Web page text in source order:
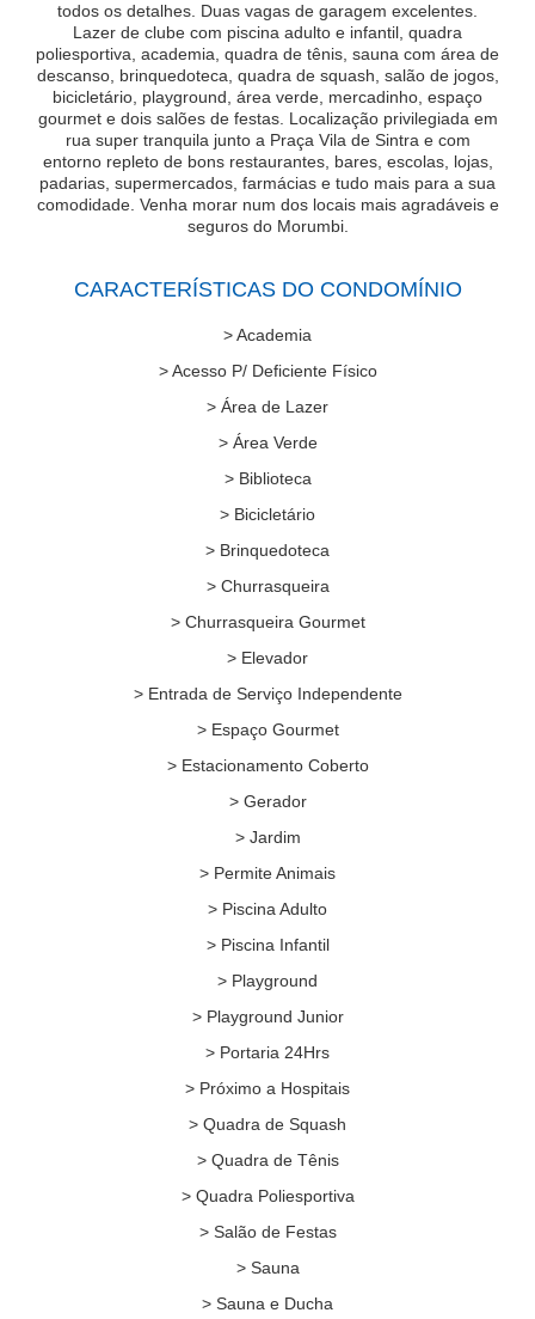
todos os detalhes. Duas vagas de garagem excelentes.
Lazer de clube com piscina adulto e infantil, quadra
poliesportiva, academia, quadra de tênis, sauna com área de
descanso, brinquedoteca, quadra de squash, salão de jogos,
bicicletário, playground, área verde, mercadinho, espaço
gourmet e dois salões de festas. Localização privilegiada em
rua super tranquila junto a Praça Vila de Sintra e com
entorno repleto de bons restaurantes, bares, escolas, lojas,
padarias, supermercados, farmácias e tudo mais para a sua
comodidade. Venha morar num dos locais mais agradáveis e
seguros do Morumbi.
CARACTERÍSTICAS DO CONDOMÍNIO
> Academia
> Acesso P/ Deficiente Físico
> Área de Lazer
> Área Verde
> Biblioteca
> Bicicletário
> Brinquedoteca
> Churrasqueira
> Churrasqueira Gourmet
> Elevador
> Entrada de Serviço Independente
> Espaço Gourmet
> Estacionamento Coberto
> Gerador
> Jardim
> Permite Animais
> Piscina Adulto
> Piscina Infantil
> Playground
> Playground Junior
> Portaria 24Hrs
> Próximo a Hospitais
> Quadra de Squash
> Quadra de Tênis
> Quadra Poliesportiva
> Salão de Festas
> Sauna
> Sauna e Ducha